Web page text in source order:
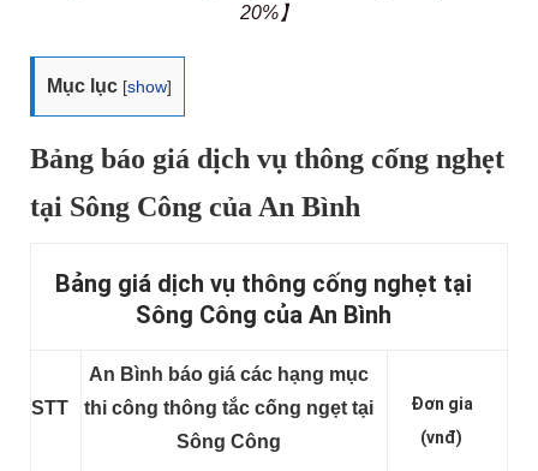
20%】
Mục lục [show]
Bảng báo giá dịch vụ thông cống nghẹt
tại Sông Công của An Bình
Bảng giá dịch vụ thông cống nghẹt tại
Sông Công của An Bình
STT
An Bình báo giá các hạng mục
thi công thông tắc cống ngẹt tại
Sông Công
Đơn gia
(vnđ)